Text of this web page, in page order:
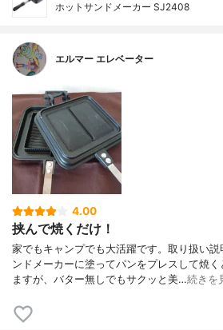
ホットサンドメーカー SJ2408
エルマー エレベーター
4.00
挟んで焼くだけ！
家でもキャンプでも大活躍です。取り扱い
ンドメーカーに塗ってパンをプレスして焼
ますが、バター無しでもサクッと美…続きを